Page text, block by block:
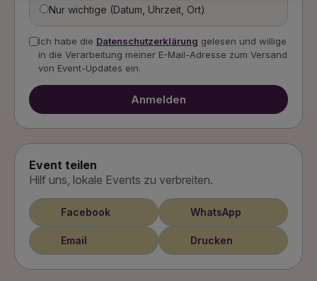
Nur wichtige (Datum, Uhrzeit, Ort)
Ich habe die Datenschutzerklärung gelesen und willige
in die Verarbeitung meiner E-Mail-Adresse zum Versand
von Event-Updates ein.
Anmelden
Event teilen
Hilf uns, lokale Events zu verbreiten.
Facebook WhatsApp
Email Drucken